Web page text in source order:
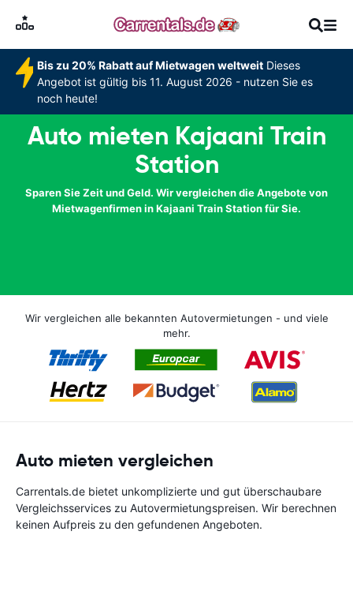
Bis zu 20% Rabatt auf Mietwagen weltweitDieses
Angebot ist gültig bis 11. August 2026 - nutzen Sie es
noch heute!
Auto mieten Kajaani Train
Station
Sparen Sie Zeit und Geld. Wir vergleichen die Angebote von
Mietwagenfirmen in Kajaani Train Station für Sie.
Wir vergleichen alle bekannten Autovermietungen - und viele
mehr.
Auto mieten vergleichen
Carrentals.de bietet unkomplizierte und gut überschaubare
Vergleichsservices zu Autovermietungspreisen. Wir berechnen
keinen Aufpreis zu den gefundenen Angeboten.